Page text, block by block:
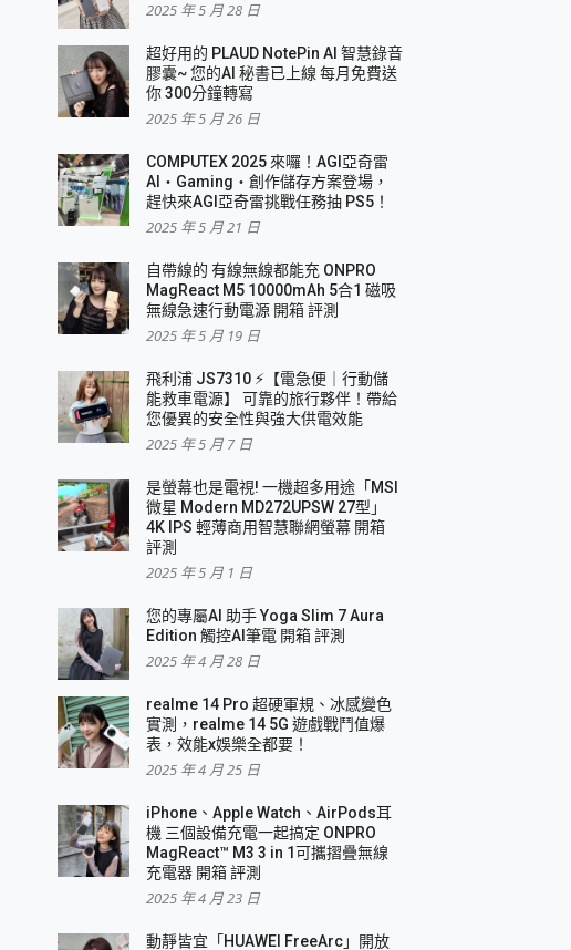
2025 年 5 月 28 日
超好用的 PLAUD NotePin AI 智慧錄音
膠囊~ 您的AI 秘書已上線 每月免費送
你 300分鐘轉寫
2025 年 5 月 26 日
COMPUTEX 2025 來囉！AGI亞奇雷
AI・Gaming・創作儲存方案登場，
趕快來AGI亞奇雷挑戰任務抽 PS5！
2025 年 5 月 21 日
自帶線的 有線無線都能充 ONPRO
MagReact M5 10000mAh 5合1 磁吸
無線急速行動電源 開箱 評測
2025 年 5 月 19 日
飛利浦 JS7310 ⚡【電急便｜行動儲
能救車電源】 可靠的旅行夥伴！帶給
您優異的安全性與強大供電效能
2025 年 5 月 7 日
是螢幕也是電視! 一機超多用途「MSI
微星 Modern MD272UPSW 27型」
4K IPS 輕薄商用智慧聯網螢幕 開箱
評測
2025 年 5 月 1 日
您的專屬AI 助手 Yoga Slim 7 Aura
Edition 觸控AI筆電 開箱 評測
2025 年 4 月 28 日
realme 14 Pro 超硬軍規、冰感變色
實測，realme 14 5G 遊戲戰鬥值爆
表，效能x娛樂全都要！
2025 年 4 月 25 日
iPhone、Apple Watch、AirPods耳
機 三個設備充電一起搞定 ONPRO
MagReact™ M3 3 in 1可攜摺疊無線
充電器 開箱 評測
2025 年 4 月 23 日
動靜皆宜「HUAWEI FreeArc」開放